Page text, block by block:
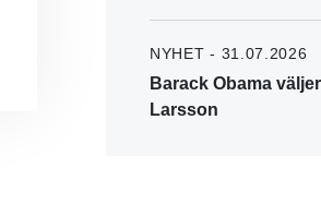
NYHET - 31.07.2026
Barack Obama
Larsson